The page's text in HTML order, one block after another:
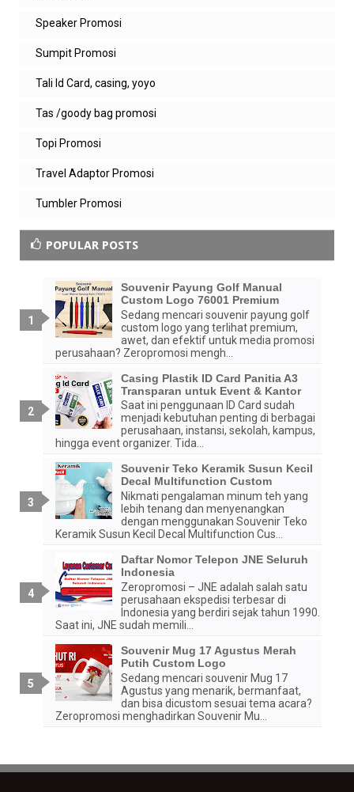
Speaker Promosi
Sumpit Promosi
Tali Id Card, casing, yoyo
Tas /goody bag promosi
Topi Promosi
Travel Adaptor Promosi
Tumbler Promosi
POPULAR POSTS
Souvenir Payung Golf Manual
Custom Logo 76001 Premium
Sedang mencari souvenir payung golf
custom logo yang terlihat premium,
awet, dan efektif untuk media promosi
perusahaan? Zeropromosi mengh...
Casing Plastik ID Card Panitia A3
Transparan untuk Event & Kantor
Saat ini penggunaan ID Card sudah
menjadi kebutuhan penting di berbagai
perusahaan, instansi, sekolah, kampus,
hingga event organizer. Tida...
Souvenir Teko Keramik Susun Kecil
Decal Multifunction Custom
Nikmati pengalaman minum teh yang
lebih tenang dan menyenangkan
dengan menggunakan Souvenir Teko
Keramik Susun Kecil Decal Multifunction Cus...
Daftar Nomor Telepon JNE Seluruh
Indonesia
Zeropromosi – JNE adalah salah satu
perusahaan ekspedisi terbesar di
Indonesia yang berdiri sejak tahun 1990.
Saat ini, JNE sudah memili...
Souvenir Mug 17 Agustus Merah
Putih Custom Logo
Sedang mencari souvenir Mug 17
Agustus yang menarik, bermanfaat,
dan bisa dicustom sesuai tema acara?
Zeropromosi menghadirkan Souvenir Mu...